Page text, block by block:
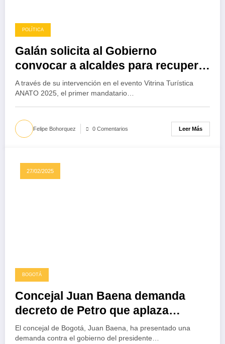
POLÍTICA
Galán solicita al Gobierno
convocar a alcaldes para recuperar
la seguridad del país
A través de su intervención en el evento Vitrina Turística
ANATO 2025, el primer mandatario…
Felipe Bohorquez 0 Comentarios Leer Más
27/02/2025
BOGOTÁ
Concejal Juan Baena demanda
decreto de Petro que aplaza
recursos para obras en Bogotá
El concejal de Bogotá, Juan Baena, ha presentado una
demanda contra el gobierno del presidente…